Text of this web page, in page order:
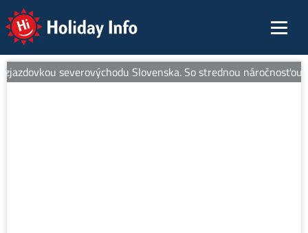
Holiday Info
severovýchodu Slovenska. So strednou